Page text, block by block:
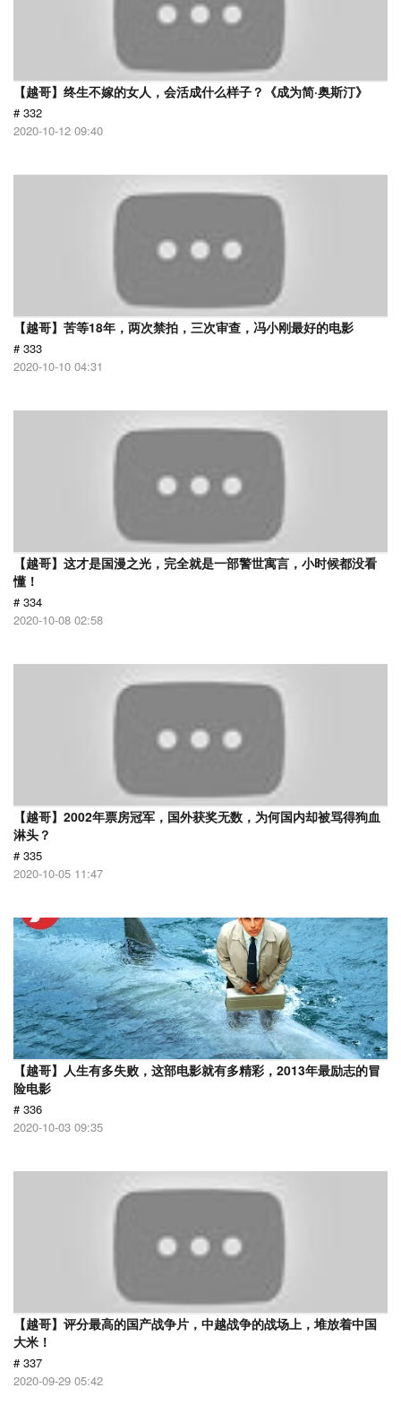
【越哥】终生不嫁的女人，会活成什么样子？《成为简·奥斯汀》
# 332
2020-10-12 09:40
【越哥】苦等18年，两次禁拍，三次审查，冯小刚最好的电影
# 333
2020-10-10 04:31
【越哥】这才是国漫之光，完全就是一部警世寓言，小时候都没看
懂！
# 334
2020-10-08 02:58
【越哥】2002年票房冠军，国外获奖无数，为何国内却被骂得狗血
淋头？
# 335
2020-10-05 11:47
【越哥】人生有多失败，这部电影就有多精彩，2013年最励志的冒
险电影
# 336
2020-10-03 09:35
【越哥】评分最高的国产战争片，中越战争的战场上，堆放着中国
大米！
# 337
2020-09-29 05:42